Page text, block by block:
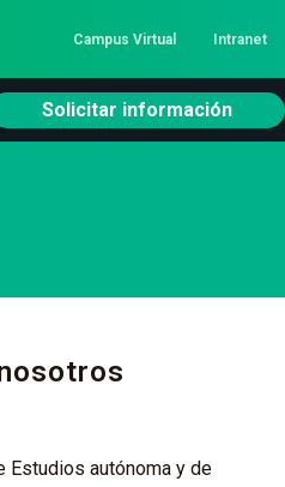
Campus Virtual Intranet
Solicitar información
Estudios autónoma y de